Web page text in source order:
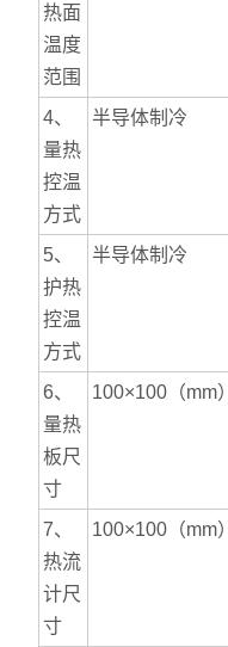
热面
温度
范围
4、
量热
控温
方式
半导体制冷
5、
护热
控温
方式
半导体制冷
6、
量热
板尺
寸
100×100（mm）
7、
热流
计尺
寸
100×100（mm）